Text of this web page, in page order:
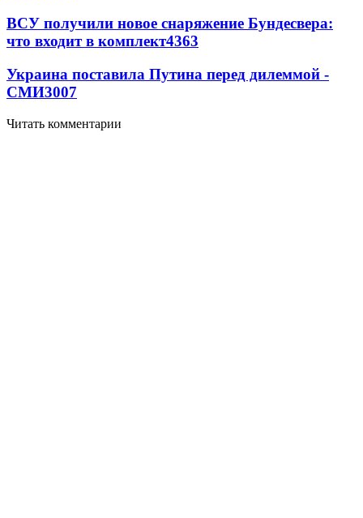
ВСУ получили новое снаряжение Бундесвера:
что входит в комплект4363
Украина поставила Путина перед дилеммой -
СМИ3007
Читать комментарии